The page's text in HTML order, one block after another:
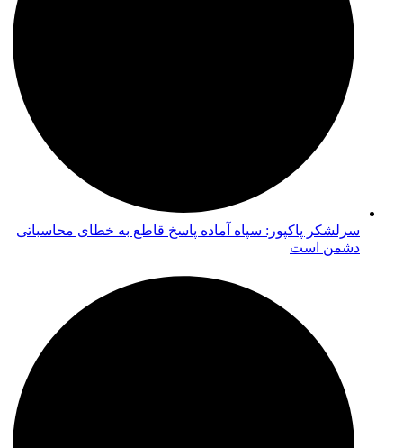
سرلشکر پاکپور: سپاه آماده پاسخ قاطع به خطای محاسباتی
دشمن است